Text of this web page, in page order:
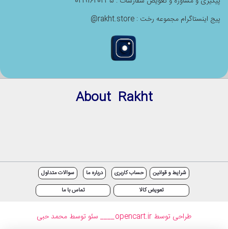
پیج اینستاگرام مجموعه رخت : rakht.store@
About Rakht
شرایط و قوانین حساب کاربری درباره ما
سوالات متداول
تعویض کالا
تماس با ما
طراحی توسط opencart.ir ____ سئو توسط محمد حبی